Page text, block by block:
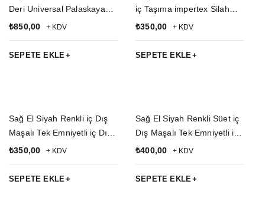
Deri Universal Palaskaya
Kemere Geçirmeli Çıtçıtlı
₺850,00 + KDV
SEPETE EKLE
iç Taşıma impertex Silah
Kılıfı
₺350,00 + KDV
SEPETE EKLE
Sağ El Siyah Renkli iç Dış
Maşalı Tek Emniyetli iç Dış
Taşıma Palaskaya Kemere
Kılıfı
₺350,00 + KDV
SEPETE EKLE
Sağ El Siyah Renkli Süet iç
Dış Maşalı Tek Emniyetli iç
Dış Taşıma Palaskaya
Kılıfı
₺400,00 + KDV
SEPETE EKLE